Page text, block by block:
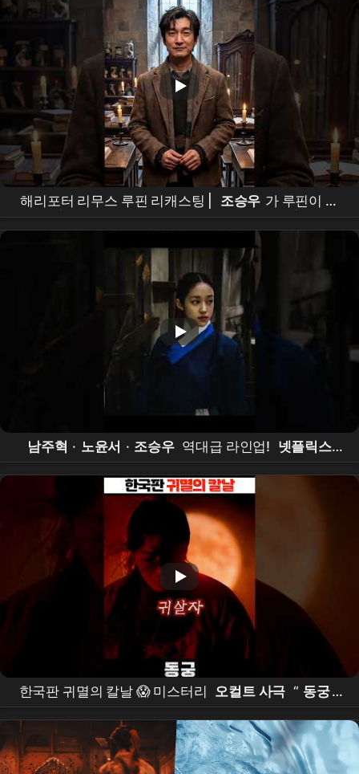
해리포터 리무스 루핀 리캐스팅 | 조승우 가 루핀이 된
다면? | Harry Potter Remus Lupin Recasting | Cho
Seung-woo
남주혁 · 노윤서 · 조승우 역대급 라인업! 넷플릭스
오컬트 사극 ' 동궁 ' 내달 17일 공개 # 동궁 # 넷플릭
# 남주혁 # 노윤서 # 조승우
한국판 귀멸의 칼날 😱 미스터리 오컬트 사극 “ 동궁 ”
떴다!! # 동궁 #theeastpalace #netflixkr # 남주혁 #
노윤서